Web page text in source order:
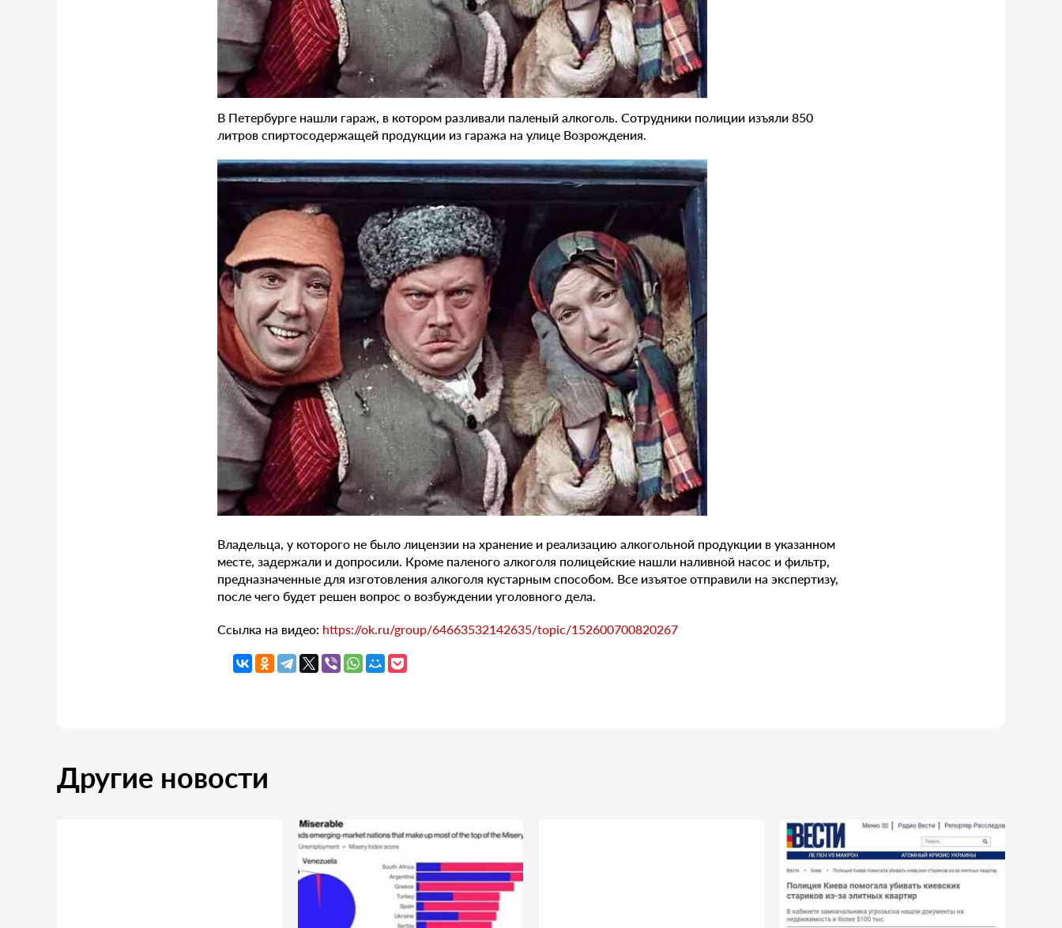
В Петербурге нашли гараж, в котором разливали паленый алкоголь. Сотрудники полиции изъяли 850
литров спиртосодержащей продукции из гаража на улице Возрождения.
Владельца, у которого не было лицензии на хранение и реализацию алкогольной продукции в указанном
месте, задержали и допросили. Кроме паленого алкоголя полицейские нашли наливной насос и фильтр,
предназначенные для изготовления алкоголя кустарным способом. Все изъятое отправили на экспертизу,
после чего будет решен вопрос о возбуждении уголовного дела.
Ссылка на видео: https://ok.ru/group/64663532142635/topic/152600700820267
Другие новости